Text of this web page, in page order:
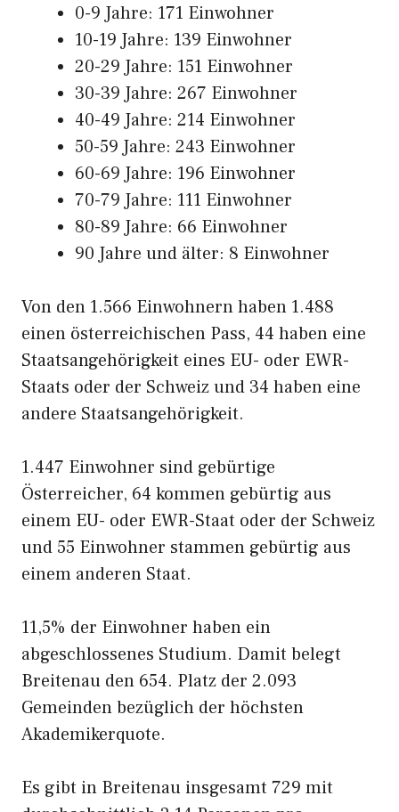
0-9 Jahre: 171 Einwohner
10-19 Jahre: 139 Einwohner
20-29 Jahre: 151 Einwohner
30-39 Jahre: 267 Einwohner
40-49 Jahre: 214 Einwohner
50-59 Jahre: 243 Einwohner
60-69 Jahre: 196 Einwohner
70-79 Jahre: 111 Einwohner
80-89 Jahre: 66 Einwohner
90 Jahre und älter: 8 Einwohner
Von den 1.566 Einwohnern haben 1.488
einen österreichischen Pass, 44 haben eine
Staatsangehörigkeit eines EU- oder EWR-
Staats oder der Schweiz und 34 haben eine
andere Staatsangehörigkeit.
1.447 Einwohner sind gebürtige
Österreicher, 64 kommen gebürtig aus
einem EU- oder EWR-Staat oder der Schweiz
und 55 Einwohner stammen gebürtig aus
einem anderen Staat.
11,5% der Einwohner haben ein
abgeschlossenes Studium. Damit belegt
Breitenau den 654. Platz der 2.093
Gemeinden bezüglich der höchsten
Akademikerquote.
Es gibt in Breitenau insgesamt 729 mit